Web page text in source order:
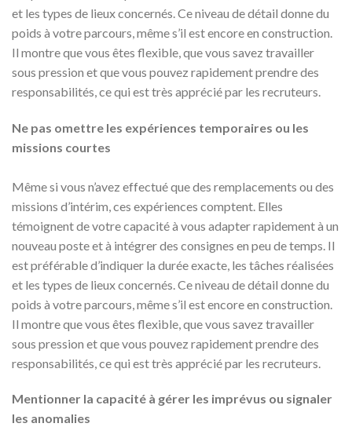
et les types de lieux concernés. Ce niveau de détail donne du
poids à votre parcours, même s’il est encore en construction.
Il montre que vous êtes flexible, que vous savez travailler
sous pression et que vous pouvez rapidement prendre des
responsabilités, ce qui est très apprécié par les recruteurs.
Ne pas omettre les expériences temporaires ou les
missions courtes
Même si vous n’avez effectué que des remplacements ou des
missions d’intérim, ces expériences comptent. Elles
témoignent de votre capacité à vous adapter rapidement à un
nouveau poste et à intégrer des consignes en peu de temps. Il
est préférable d’indiquer la durée exacte, les tâches réalisées
et les types de lieux concernés. Ce niveau de détail donne du
poids à votre parcours, même s’il est encore en construction.
Il montre que vous êtes flexible, que vous savez travailler
sous pression et que vous pouvez rapidement prendre des
responsabilités, ce qui est très apprécié par les recruteurs.
Mentionner la capacité à gérer les imprévus ou signaler
les anomalies